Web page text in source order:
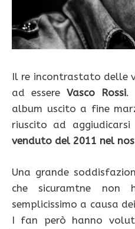
Il re incontrastato delle
ad essere Vasco Rossi.
album uscito a fine
riuscito ad
venduto del 2011 nel
Una grande
che sicuramtne non
semplicissimo a causa
I fan però hanno